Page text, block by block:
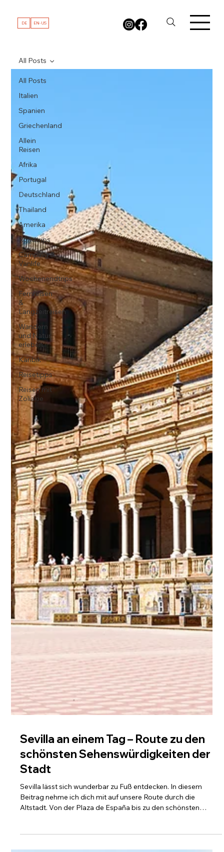
DE EN-US
All Posts
Italien
Spanien
Griechenland
Allein
Reisen
Afrika
Portugal
Deutschland
Thailand
Amerika
Roadtrips
Camping &
Vanlife
Wochenendtrips
Fernreisen
&
Langzeitreisen
Wandern
und Natur
erleben
Karibik
Reisetipps
Reisen mit
Zöliakie
All Posts
Sevilla an einem Tag – Route zu den